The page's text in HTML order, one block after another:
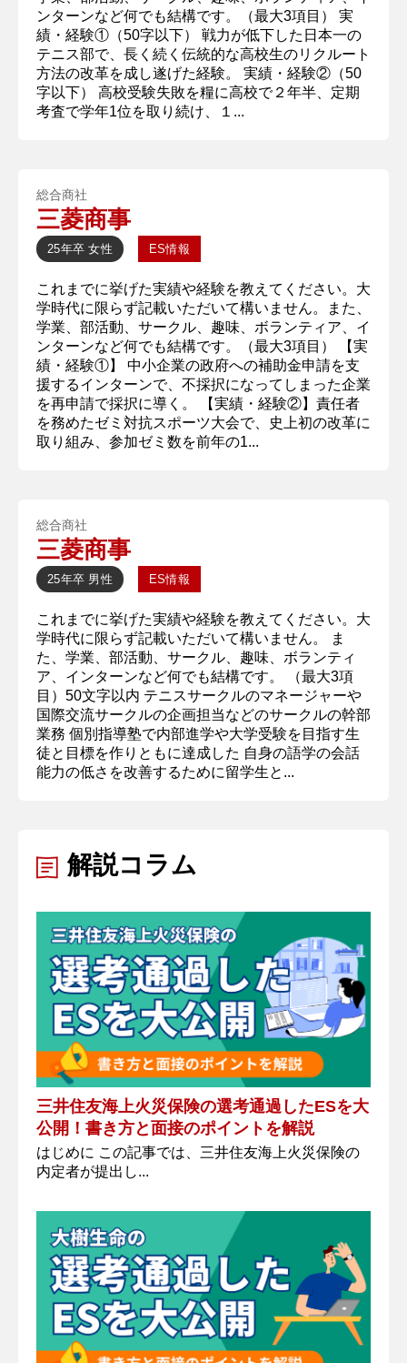
ンターンなど何でも結構です。（最大3項目） 実
績・経験①（50字以下） 戦力が低下した日本一の
テニス部で、長く続く伝統的な高校生のリクルート
方法の改革を成し遂げた経験。 実績・経験②（50
字以下） 高校受験失敗を糧に高校で２年半、定期
考査で学年1位を取り続け、１...
総合商社
三菱商事
25年卒 女性 ES情報
これまでに挙げた実績や経験を教えてください。大
学時代に限らず記載いただいて構いません。また、
学業、部活動、サークル、趣味、ボランティア、イ
ンターンなど何でも結構です。（最大3項目） 【実
績・経験①】 中小企業の政府への補助金申請を支
援するインターンで、不採択になってしまった企業
を再申請で採択に導く。 【実績・経験②】責任者
を務めたゼミ対抗スポーツ大会で、史上初の改革に
取り組み、参加ゼミ数を前年の1...
総合商社
三菱商事
25年卒 男性 ES情報
これまでに挙げた実績や経験を教えてください。大
学時代に限らず記載いただいて構いません。 ま
た、学業、部活動、サークル、趣味、ボランティ
ア、インターンなど何でも結構です。 （最大3項
目）50文字以内 テニスサークルのマネージャーや
国際交流サークルの企画担当などのサークルの幹部
業務 個別指導塾で内部進学や大学受験を目指す生
徒と目標を作りともに達成した 自身の語学の会話
能力の低さを改善するために留学生と...
解説コラム
三井住友海上火災保険の選考通過したESを大
公開！書き方と面接のポイントを解説
はじめに この記事では、三井住友海上火災保険の
内定者が提出し...